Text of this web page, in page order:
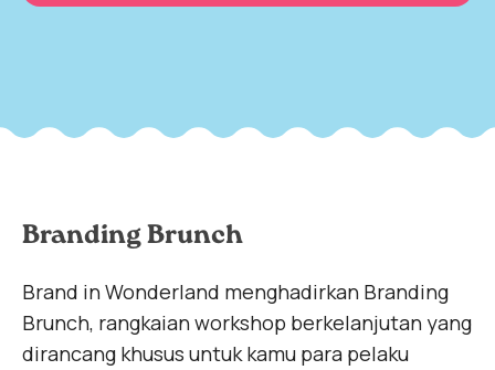
Branding Brunch
Brand in Wonderland menghadirkan Branding
Brunch, rangkaian workshop berkelanjutan yang
dirancang khusus untuk kamu para pelaku